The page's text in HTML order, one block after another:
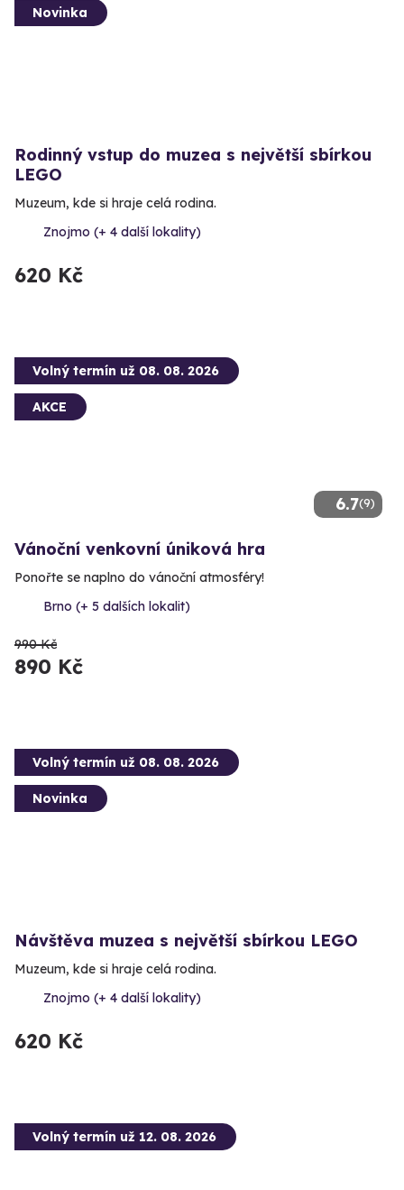
Novinka
Rodinný vstup do muzea s největší sbírkou
LEGO
Muzeum, kde si hraje celá rodina.
Znojmo (+ 4 další lokality)
620 Kč
6.7(9)
Volný termín už 08. 08. 2026
AKCE
Vánoční venkovní úniková hra
Ponořte se naplno do vánoční atmosféry!
Brno (+ 5 dalších lokalit)
990 Kč
890 Kč
Volný termín už 08. 08. 2026
Novinka
Návštěva muzea s největší sbírkou LEGO
Muzeum, kde si hraje celá rodina.
Znojmo (+ 4 další lokality)
620 Kč
Volný termín už 12. 08. 2026